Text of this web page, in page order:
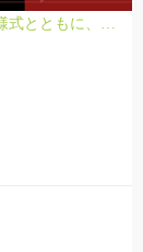
新しい生活様式とともに、新たな文化を…！